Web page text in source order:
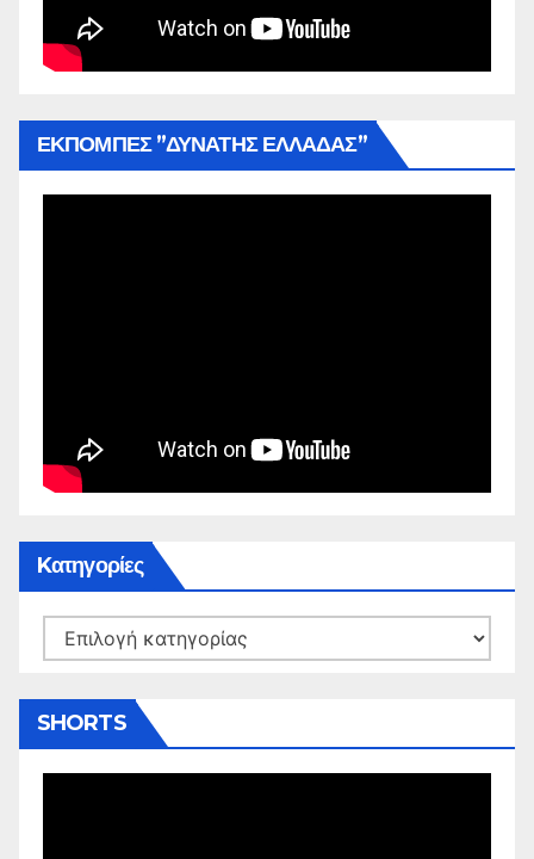
ΕΚΠΟΜΠΕΣ ”ΔΥΝΑΤΗΣ ΕΛΛΑΔΑΣ”
Kατηγορίες
Kατηγορίες
SHORTS